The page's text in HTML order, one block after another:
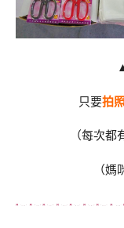
只要拍
（每次
（